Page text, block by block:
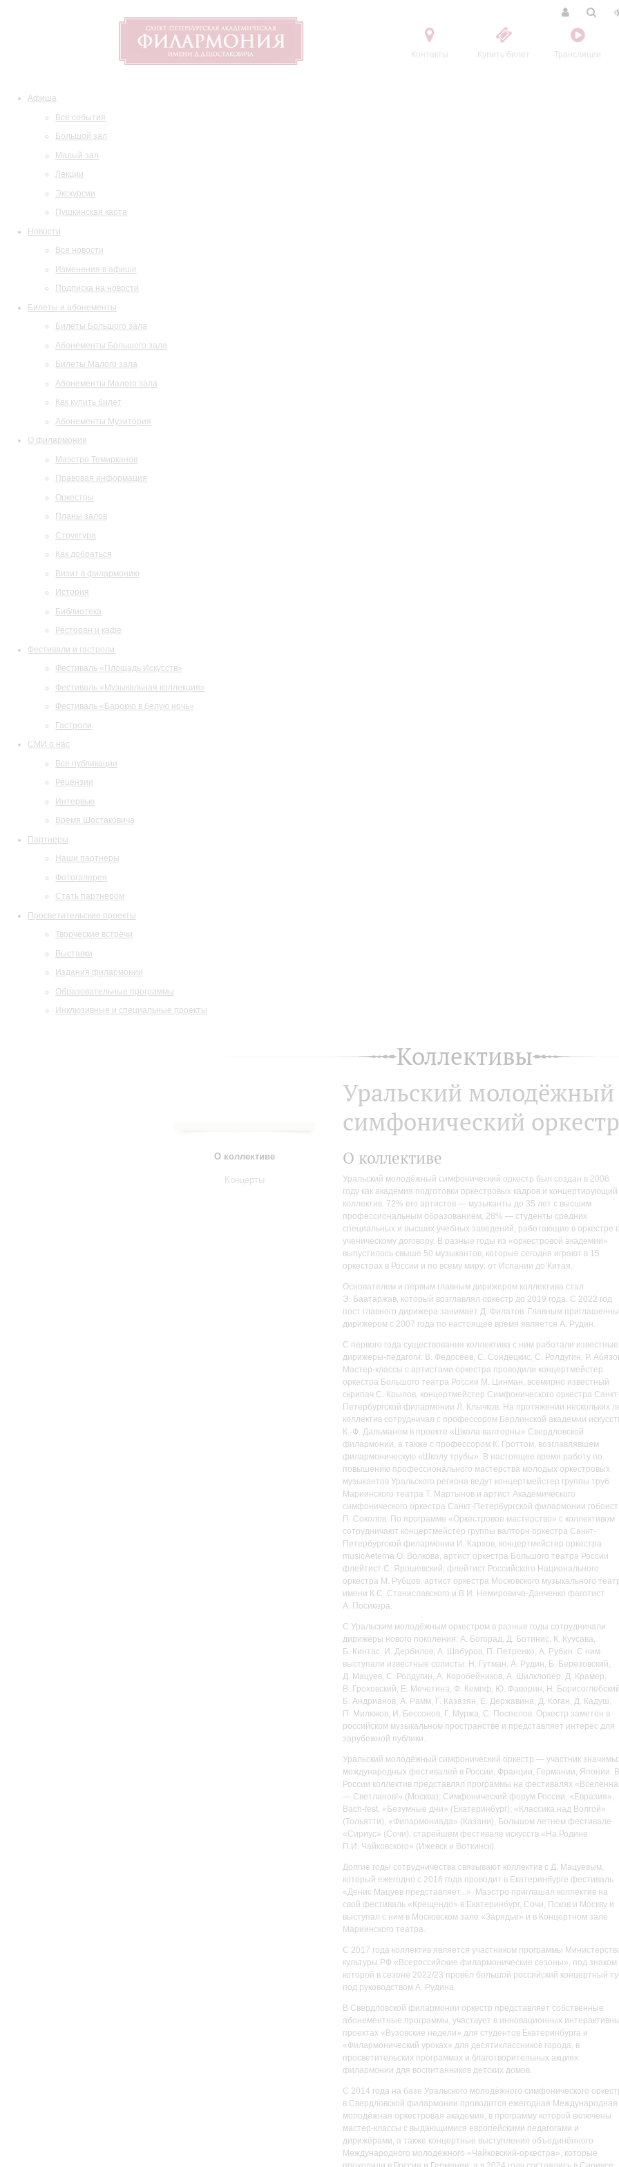
Контакты Купить билет Трансляции
Афиша
Все события
Большой зал
Малый зал
Лекции
Экскурсии
Пушкинская карта
Новости
Все новости
Изменения в афише
Подписка на новости
Билеты и абонементы
Билеты Большого зала
Абонементы Большого зала
Билеты Малого зала
Абонементы Малого зала
Как купить билет
Абонементы Музитория
О филармонии
Маэстро Темирканов
Правовая информация
Оркестры
Планы залов
Структура
Как добраться
Визит в филармонию
История
Библиотека
Ресторан и кафе
Фестивали и гастроли
Фестиваль «Площадь Искусств»
Фестиваль «Музыкальная коллекция»
Фестиваль «Барокко в белую ночь»
Гастроли
СМИ о нас
Все публикации
Рецензии
Интервью
Время Шостаковича
Партнеры
Наши партнеры
Фотогалерея
Стать партнером
Просветительские проекты
Творческие встречи
Выставки
Издания филармонии
Образовательные программы
Инклюзивные и специальные проекты
Коллективы
О коллективе
Концерты
Уральский молодёжный
симфонический оркестр
О коллективе
Уральский молодёжный симфонический оркестр был создан в 2006
году как академия подготовки оркестровых кадров и концертирующий
коллектив. 72% его артистов — музыканты до 35 лет с высшим
профессиональным образованием, 28% — студенты средних
специальных и высших учебных заведений, работающие в оркестре
ученическому договору. В разные годы из «оркестровой академии»
выпустилось свыше 50 музыкантов, которые сегодня играют в 15
оркестрах в России и по всему миру: от Испании до Китая.
Основателем и первым главным дирижером коллектива стал
Э. Баатаржав, который возглавлял оркестр до 2019 года. С 2022 год
пост главного дирижера занимает Д. Филатов. Главным
дирижером с 2007 года по настоящее время является А. Рудин.
С первого года существования коллектива с ним работали известные
дирижеры-педагоги: В. Федосеев, С. Сондецкис, С. Ролдугин, Р.
Мастер-классы с артистами оркестра проводили концертмейстер
оркестра Большого театра России М. Цинман, всемирно известный
скрипач С. Крылов, концертмейстер Симфонического оркестра Санкт-
Петербургской филармонии Л. Клычков. На протяжении нескольких
коллектив сотрудничал с профессором Берлинской академии
К.-Ф. Дальманом в проекте «Школа валторны» Свердловской
филармонии, а также с профессором К. Гроттом, возглавлявшем
филармоническую «Школу трубы». В настоящее время работу по
повышению профессионального мастерства молодых оркестровых
музыкантов Уральского региона ведут концертмейстер группы труб
Мариинского театра Т. Мартынов и артист Академического
симфонического оркестра Санкт-Петербургской филармонии гобоист
П. Соколов. По программе «Оркестровое мастерство» с коллективом
сотрудничают концертмейстер группы валторн оркестра Санкт-
Петербургской филармонии И. Карзов, концертмейстер оркестра
musicAeterna О. Волкова, артист оркестра Большого театра России
флейтист С. Ярошевский, флейтист Российского Национального
оркестра М. Рубцов, артист оркестра Московского музыкального
имени К.С. Станиславского и В.И. Немировича-Данченко фаготист
А. Посикера.
С Уральским молодёжным оркестром в разные годы сотрудничали
дирижёры нового поколения: А. Богорад, Д. Ботинис, К. Куусава,
Б. Кинтас, И. Дербилов, А. Шабуров, П. Петренко, А. Рубин. С ним
выступали известные солисты: Н. Гутман, А. Рудин, Б. Березовский,
Д. Мацуев, С. Ролдугин, А. Коробейников, А. Шилклопер, Д. Крамер,
В. Гроховский, Е. Мечетина, Ф. Кемпф, Ю. Фаворин, Н.
Б. Андрианов, А. Рамм, Г. Казазян, Е. Державина, Д. Коган, Д. Кадуш,
П. Милюков, И. Бессонов, Г. Муржа, С. Поспелов. Оркестр заметен в
российском музыкальном пространстве и представляет интерес для
зарубежной публики.
Уральский молодёжный симфонический оркестр — участник
международных фестивалей в России, Франции, Германии, Японии. В
России коллектив представлял программы на фестивалях
— Светланов!» (Москва); Симфонический форум России, «Евразия»,
Bach-fest, «Безумные дни» (Екатеринбург); «Классика над Волгой»
(Тольятти), «Филармониада» (Казани), Большом летнем фестивале
«Сириус» (Сочи), старейшем фестивале искусств «На Родине
П.И. Чайковского» (Ижевск и Воткинск).
Долгие годы сотрудничества связывают коллектив с Д. Мацуевым,
который ежегодно с 2016 года проводит в Екатеринбурге фестиваль
«Денис Мацуев представляет...». Маэстро приглашал коллектив на
свой фестиваль «Крещендо» в Екатеринбург, Сочи, Псков и Москву и
выступал с ним в Московском зале «Зарядье» и в Концертном зале
Мариинского театра.
С 2017 года коллектив является участником программы
культуры РФ «Всероссийские филармонические сезоны», под знаком
которой в сезоне 2022/23 провёл большой российский концертный
под руководством А. Рудина.
В Свердловской филармонии оркестр представляет собственные
абонементные программы, участвует в инновационных
проектах «Вузовские недели» для студентов Екатеринбурга и
«Филармонический уроках» для десятиклассников города, в
просветительских программах и благотворительных акциях
филармонии для воспитанников детских домов.
С 2014 года на базе Уральского молодёжного симфонического
в Свердловской филармонии проводится ежегодная Международная
молодёжная оркестровая академия, в программу которой включены
мастер-классы с выдающимися европейскими педагогами и
дирижёрами, а также концертные выступления объединённого
Международного молодёжного «Чайковский-оркестра», которые